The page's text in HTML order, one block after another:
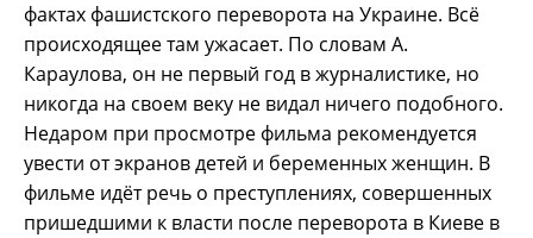
фактах фашистского переворота на Украине. Всё
происходящее там ужасает. По словам А.
Караулова, он не первый год в журналистике, но
никогда на своем веку не видал ничего подобного.
Недаром при просмотре фильма рекомендуется
увести от экранов детей и беременных женщин. В
фильме идёт речь о преступлениях, совершенных
пришедшими к власти после переворота в Киеве в